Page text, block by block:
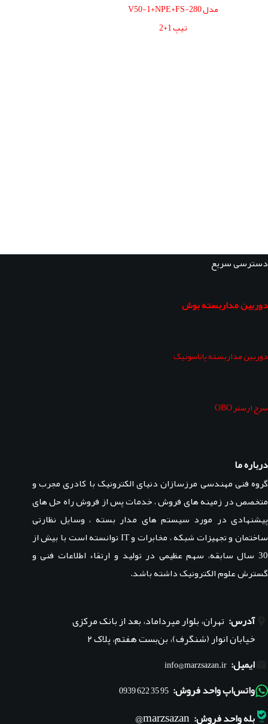
مدل V50-1+NPE+FS-280
تیپ 1+2
دسترسی سریع
دوربین مداربسته بوش
دوربین مداربسته پاناسونیک
سرج ارستر OBO
درباره ما
گروه فنی مهندسی مرزسازان دنیای الکترونیک با کادری مجرب و
متخصص در زمینه های فروش ، خدمات پس از فروش راه حل های
پیشنهادی در مورد سیستم های مدار بسته ، وسایل نظارتی
ساختمان و تجهیزات شبکه ، مخابرات و IT توانسته است با بیش از
30 سال سابقه، سهم عظیمی در تولید و ارتقاء اطلاعات فنی و
گسترش علوم الکترونیک داشته باشد.
آدرس: تهران، بلوار میرداماد، بعد از بانک مرکزی
خیابان انوار (شنگرف)، بن‌بست هفتم، پلاک ۲
ایمیل: info@marzsazan.ir
واتس‌اپ واحد فروش: 95 35 622 0939
بله واحد فروش: marzsazan@